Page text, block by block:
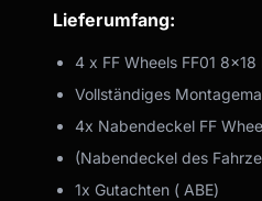
Lieferumfang:
4 x FF Wheels FF01
Vollständiges
4x Nabendeckel FF
(Nabendeckel des
1x Gutachten ( ABE)